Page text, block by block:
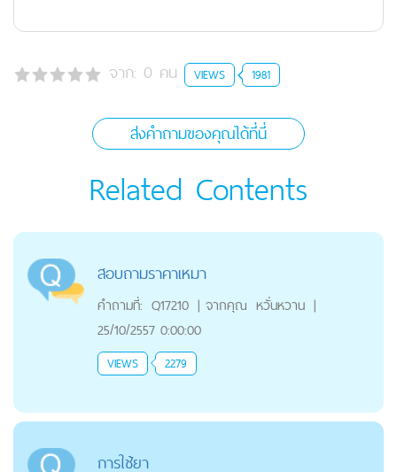
จาก: 0 คน VIEWS 1981
ส่งคำถามของคุณได้ที่นี่
Related Contents
สอบถามราคาเหมา
คำถามที่: Q17210 | จากคุณ หวั่นหวาน |
25/10/2557 0:00:00
VIEWS 2279
การใช้ยา